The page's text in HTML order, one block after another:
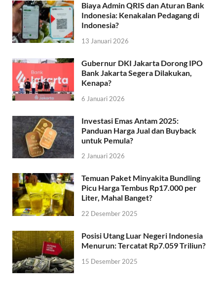
Biaya Admin QRIS dan Aturan Bank
Indonesia: Kenakalan Pedagang di
Indonesia?
13 Januari 2026
Gubernur DKI Jakarta Dorong IPO
Bank Jakarta Segera Dilakukan,
Kenapa?
6 Januari 2026
Investasi Emas Antam 2025:
Panduan Harga Jual dan Buyback
untuk Pemula?
2 Januari 2026
Temuan Paket Minyakita Bundling
Picu Harga Tembus Rp17.000 per
Liter, Mahal Banget?
22 Desember 2025
Posisi Utang Luar Negeri Indonesia
Menurun: Tercatat Rp7.059 Triliun?
15 Desember 2025